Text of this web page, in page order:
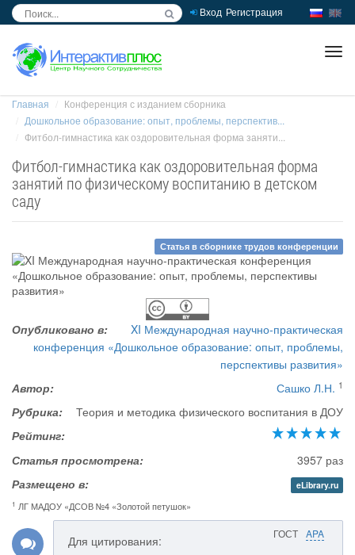
Вход Регистрация
Главная
Конференция с изданием сборника
Дошкольное образование: опыт, проблемы, перспектив...
Фитбол-гимнастика как оздоровительная форма заняти...
Фитбол-гимнастика как оздоровительная форма
занятий по физическому воспитанию в детском
саду
Статья в сборнике трудов конференции
Опубликовано в:
XI Международная научно-практическая
конференция «Дошкольное образование: опыт, проблемы,
перспективы развития»
Автор:
Сашко Л.Н. 1
Рубрика:
Теория и методика физического воспитания в ДОУ
Рейтинг:
Статья просмотрена:
3957 раз
Размещено в:
eLibrary.ru
1 ЛГ МАДОУ «ДСОВ №4 «Золотой петушок»
ГОСТ APA
Для цитирования: